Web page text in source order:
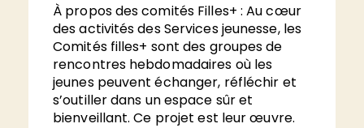
À propos des comités Filles+ : Au cœur
des activités des Services jeunesse, les
Comités filles+ sont des groupes de
rencontres hebdomadaires où les
jeunes peuvent échanger, réfléchir et
s’outiller dans un espace sûr et
bienveillant. Ce projet est leur œuvre.